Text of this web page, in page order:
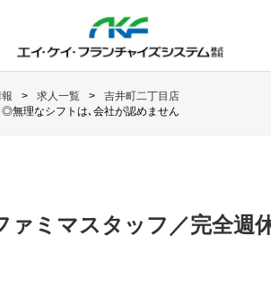
求人一覧
吉井町二丁目店
無理なシフトは､会社が認めません
ァミマスタッフ／完全週